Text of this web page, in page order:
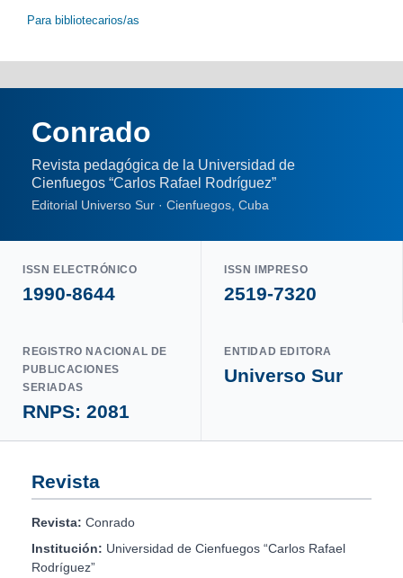
Para bibliotecarios/as
Conrado
Revista pedagógica de la Universidad de
Cienfuegos “Carlos Rafael Rodríguez”
Editorial Universo Sur · Cienfuegos, Cuba
ISSN ELECTRÓNICO
1990-8644
ISSN IMPRESO
2519-7320
REGISTRO NACIONAL DE
PUBLICACIONES
SERIADAS
RNPS: 2081
ENTIDAD EDITORA
Universo Sur
Revista
Revista: Conrado
Institución: Universidad de Cienfuegos “Carlos Rafael
Rodríguez”